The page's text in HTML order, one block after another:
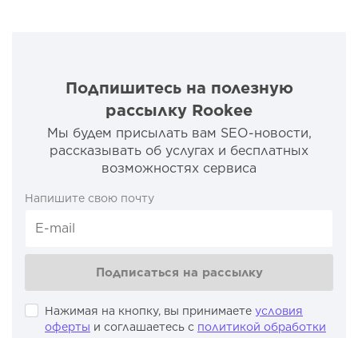
Подпишитесь на полезную
рассылку Rookee
Мы будем присылать вам SEO-новости,
рассказывать об услугах и бесплатных
возможностях сервиса
Напишите свою почту
Подписаться на рассылку
Нажимая на кнопку, вы принимаете условия
оферты и соглашаетесь с политикой обработки